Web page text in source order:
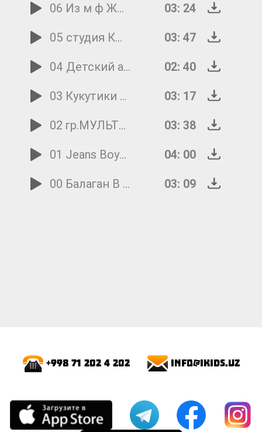
06 Из м ф Жила-была царевна - Новогодняя песенка
03: 24
05 студия КНОПОЧКИ Новогодняя считалочка
03: 47
04 Детский ансамбль Смайл - Новый год (ориг.исп. гр.Великан и Иванушки international)
02: 40
03 Кукутики - Новый год 2017
03: 17
02 гр.МУЛЬТЯШКИ Новый год 2017
03: 38
01 Jeans Boys feat В.Левкин,Маруся Sisters Zet С новым годом
04: 00
00 Балаган В лесу родилась...В лесу родилась ёлочка
03: 09
+998 71 202 4 202 info@ikids.uz